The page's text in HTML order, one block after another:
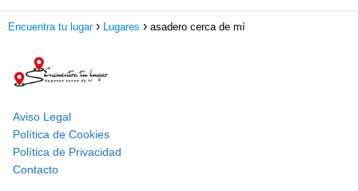
Encuentra tu lugar Lugares asadero cerca de mí
Aviso Legal
Política de Cookies
Política de Privacidad
Contacto